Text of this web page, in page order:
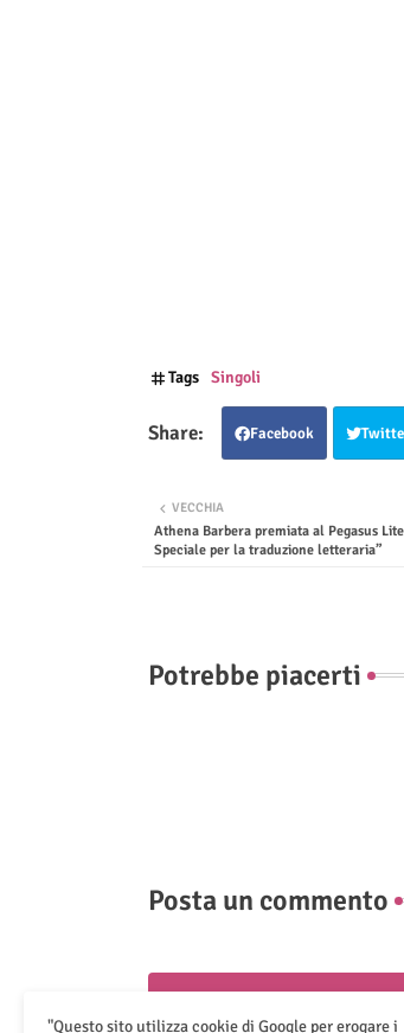
Tags Singoli
Facebook
VECCHIA
Athena Barbera premiata al Pegasus
Speciale per la traduzione letteraria”
Potrebbe piacerti
Posta un commento
"Questo sito utilizza cookie di Google per erogare i